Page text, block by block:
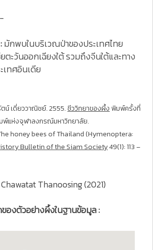
-
มักพบในบริเวณป่าของประเทศไทย
ตะวันออกเฉียงใต้ รวมถึงจีนใต้และทาง
เทศอินเดีย
น์ เดี่ยววาณิชย์. 2555.ชีววิทยาของผึ้ง พิมพ์ครั้งที่
พ์แห่งจุฬาลงกรณ์มหาวิทยาลัย.
honey bees of Thailand (Hymenoptera:
Bulletin of the Siam Society49(1): 113 –
Chawatat Thanoosing (2021)
งตัวอย่างผึ้งในฐานข้อมูล :